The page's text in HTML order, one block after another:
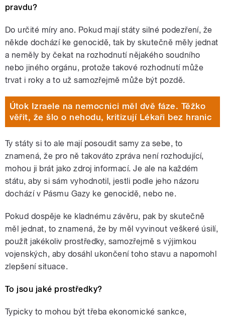
pravdu?
Do určité míry ano. Pokud mají státy silné podezření, že
někde dochází ke genocidě, tak by skutečně měly jednat
a neměly by čekat na rozhodnutí nějakého soudního
nebo jiného orgánu, protože takové rozhodnutí může
trvat i roky a to už samozřejmě může být pozdě.
Útok Izraele na nemocnici měl dvě fáze. Těžko
věřit, že šlo o nehodu, kritizují Lékaři bez hranic
Ty státy si to ale mají posoudit samy za sebe, to
znamená, že pro ně takováto zpráva není rozhodující,
mohou ji brát jako zdroj informací. Je ale na každém
státu, aby si sám vyhodnotil, jestli podle jeho názoru
dochází v Pásmu Gazy ke genocidě, nebo ne.
Pokud dospěje ke kladnému závěru, pak by skutečně
měl jednat, to znamená, že by měl vyvinout veškeré úsilí,
použít jakékoliv prostředky, samozřejmě s výjimkou
vojenských, aby dosáhl ukončení toho stavu a napomohl
zlepšení situace.
To jsou jaké prostředky?
Typicky to mohou být třeba ekonomické sankce,